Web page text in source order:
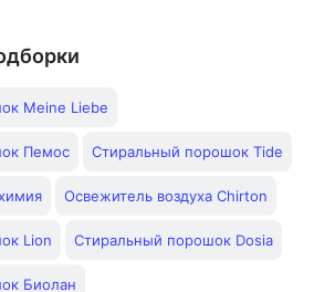
Meine Liebe
Пемос Стиральный порошок Tide
Освежитель воздуха Chirton
Lion Стиральный порошок Dosia
Биолан